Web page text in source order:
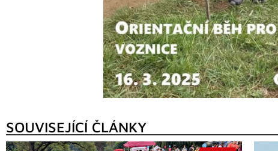
SOUVISEJÍCÍ ČLÁNKY